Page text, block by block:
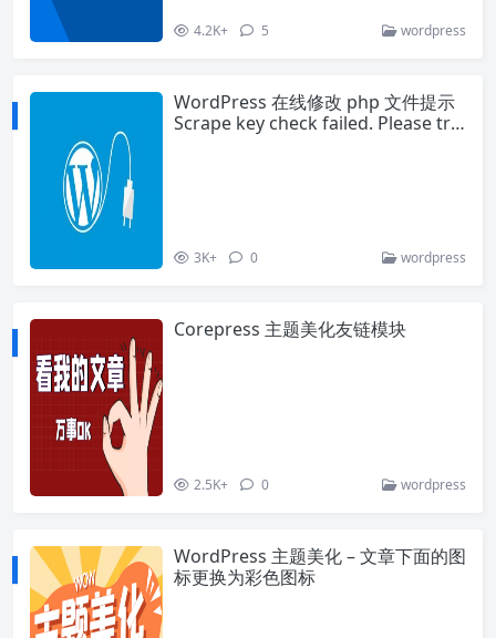
4.2K+ 5 wordpress
WordPress 在线修改 php 文件提示
Scrape key check failed. Please try
3K+ 0 wordpress
Corepress 主题美化友链模块
2.5K+ 0 wordpress
WordPress 主题美化 – 文章下面的图
标更换为彩色图标